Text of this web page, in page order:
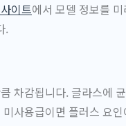
이트에서 모델 정보를
.
차감됩니다. 글라스에
사용급이면 플러스 요